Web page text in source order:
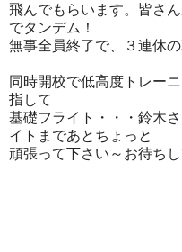
飛んでもらいます。皆さ
でタンデム！
無事全員終了で、３連休
同時開校で低高度トレー
指して
基礎フライト・・・鈴木
イトまであとちょっと
頑張って下さい～お待ち